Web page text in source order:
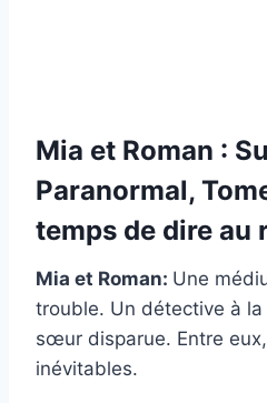
Mia et Roman :
Paranormal,
temps de dire au
Mia et Roman: Une
trouble. Un détective à
sœur disparue. Entre
inévitables.